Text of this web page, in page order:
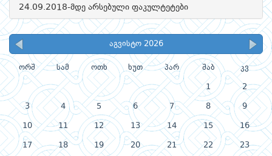
24.09.2018-მდე არსებული ფაკულტეტები
აგვისტო 2026
ორშ სამ ოთხ ხუთ პარ შაბ კვ
1 2
3 4 5 6 7 8 9
10 11 12 13 14 15 16
17 18 19 20 21 22 23